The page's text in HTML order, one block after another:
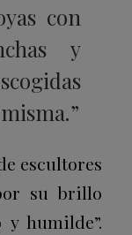
con
y
escultores
su brillo
humilde”.